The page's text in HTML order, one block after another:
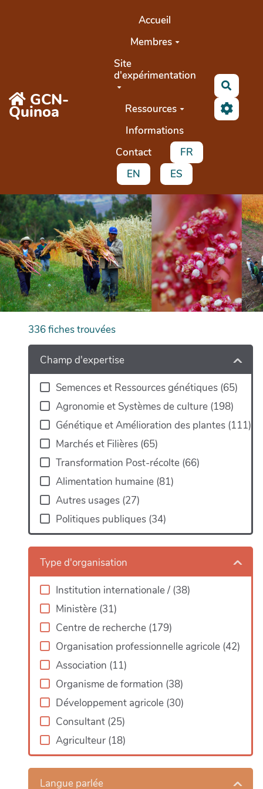
GCN-
Quinoa
Accueil
Membres
Site
d'expérimentation
Ressources
Informations
Contact
FR
EN
ES
336fiches trouvées
Champ d'expertise
Semences et Ressources génétiques (65)
Agronomie et Systèmes de culture (198)
Génétique et Amélioration des plantes (111)
Marchés et Filières (65)
Transformation Post-récolte (66)
Alimentation humaine (81)
Autres usages (27)
Politiques publiques (34)
Type d'organisation
Institution internationale/ (38)
Ministère (31)
Centre de recherche (179)
Organisation professionnelle agricole (42)
Association (11)
Organisme de formation (38)
Développement agricole (30)
Consultant (25)
Agriculteur (18)
Langue parlée